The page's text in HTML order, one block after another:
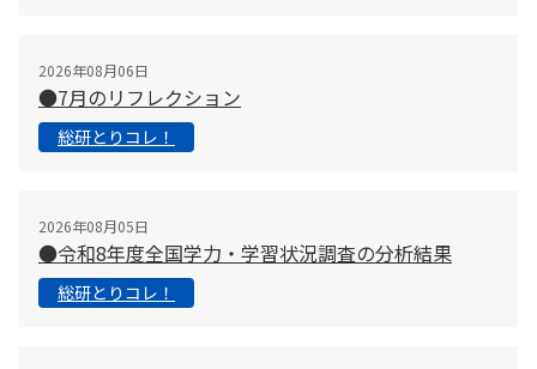
2026年08月06日
●7月のリフレクション
総研とりコレ！
2026年08月05日
●令和8年度全国学力・学習状況調査の分析結果
総研とりコレ！